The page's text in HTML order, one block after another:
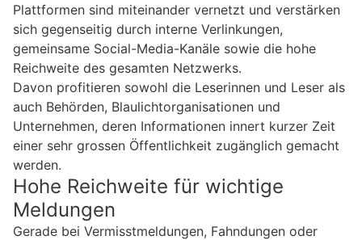
Plattformen sind miteinander vernetzt und verstärken
sich gegenseitig durch interne Verlinkungen,
gemeinsame Social-Media-Kanäle sowie die hohe
Reichweite des gesamten Netzwerks.
Davon profitieren sowohl die Leserinnen und Leser als
auch Behörden, Blaulichtorganisationen und
Unternehmen, deren Informationen innert kurzer Zeit
einer sehr grossen Öffentlichkeit zugänglich gemacht
werden.
Hohe Reichweite für wichtige
Meldungen
Gerade bei Vermisstmeldungen, Fahndungen oder